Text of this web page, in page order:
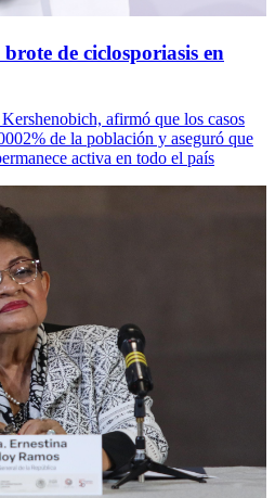
de ciclosporiasis en
afirmó que los casos
de la población y aseguró que
activa en todo el país